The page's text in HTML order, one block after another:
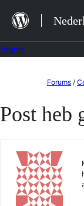
naar
de
de
Forums /
Post heb